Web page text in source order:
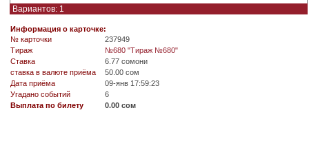
Вариантов: 1
Информация о карточке:
№ карточки
237949
Tираж
№680 "Тираж №680"
Ставка
6.77 сомони
ставка в валюте приёма
50.00 сом
Дата приёма
09-янв 17:59:23
Угадано событий
6
Выплата по билету
0.00 сом